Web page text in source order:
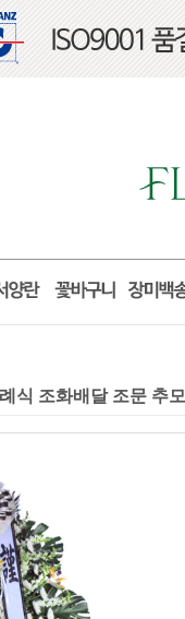
식 조화배달 조문 추모